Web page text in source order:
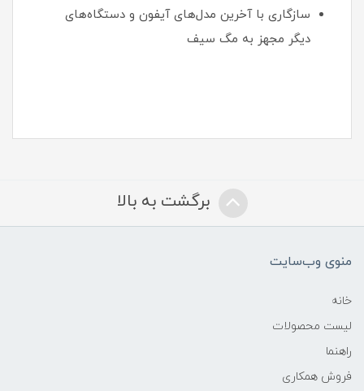
سازگاری با آخرین مدل‌های آیفون و دستگاه‌های
دیگر مجهز به مگ سیف
برگشت به بالا
منوی وب‌سایت
خانه
لیست محصولات
راهنما
فروش همکاری